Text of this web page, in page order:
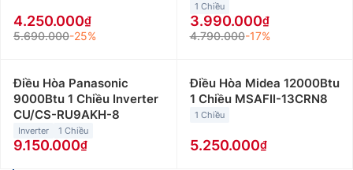
4.250.000
5.690.000-25%
1 Chiều
3.990.000
4.790.000-17%
Điều Hòa Panasonic
9000Btu 1 Chiều Inverter
CU/CS-RU9AKH-8
Inverter 1 Chiều
9.150.000
Điều Hòa Midea 12000Btu
1 Chiều MSAFII-13CRN8
1 Chiều
5.250.000